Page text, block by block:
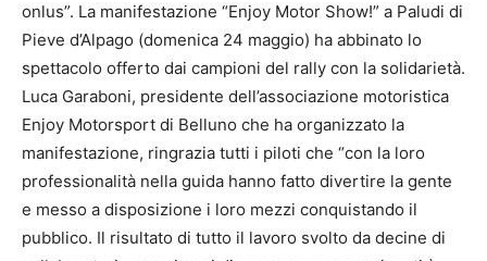
onlus”. La manifestazione “Enjoy Motor Show!” a Paludi di
Pieve d’Alpago (domenica 24 maggio) ha abbinato lo
spettacolo offerto dai campioni del rally con la solidarietà.
Luca Garaboni, presidente dell’associazione motoristica
Enjoy Motorsport di Belluno che ha organizzato la
manifestazione, ringrazia tutti i piloti che “con la loro
professionalità nella guida hanno fatto divertire la gente
e messo a disposizione i loro mezzi conquistando il
pubblico. Il risultato di tutto il lavoro svolto da decine di